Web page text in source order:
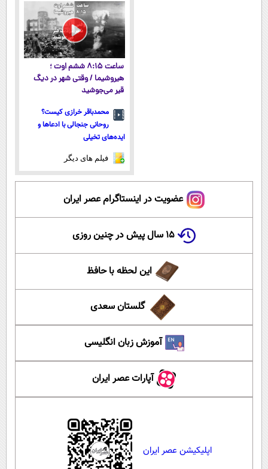
پرداخت قسطی
ساعت ۸:۱۵ ششم اوت ؛
هیروشیما / وقتی شهر در دیگ
قیر می‌جوشید
محمدباقر خرازی کیست؟
روحانی جنجالی با ادعاها و
ایده‌های تخیلی
فیلم های دیگر
عضویت در اینستاگرام عصر ایران
۱۵ سال پیش در چنین روزی
این لحظه با حافظ
گلستان سعدی
آموزش زبان انگلیسی
آپارات عصر ایران
اپلیکیشن عصر ایران